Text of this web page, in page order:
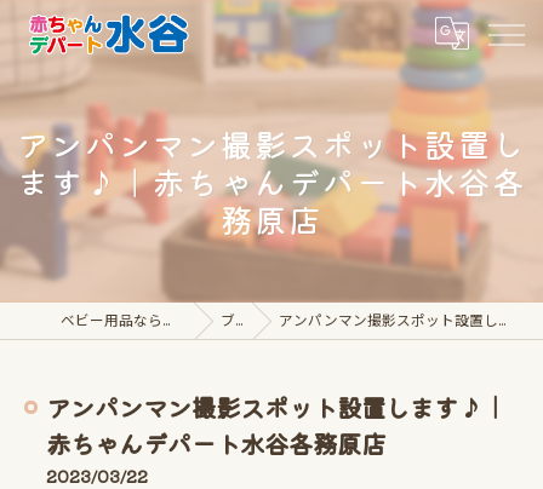
アンパンマン撮影スポット設置し
ます♪｜赤ちゃんデパート水谷各
務原店
ベビー用品なら赤ちゃんデパート水谷 ブログ アンパンマン撮影スポット設置します♪｜赤ちゃんデパート水谷各務原店
アンパンマン撮影スポット設置します♪｜
赤ちゃんデパート水谷各務原店
2023/03/22